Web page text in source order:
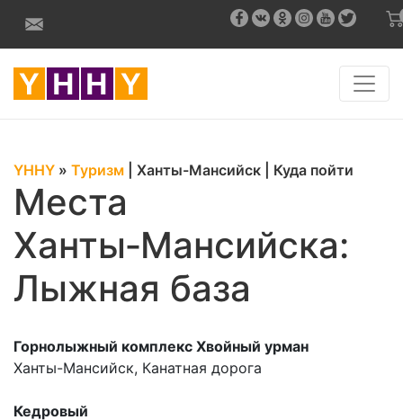
YHHY » Туризм Ханты-Мансийск Куда пойти
Места
Ханты‑Мансийска:
Лыжная база
Горнолыжный комплекс Хвойный урман
Ханты-Мансийск, Канатная дорога
Кедровый